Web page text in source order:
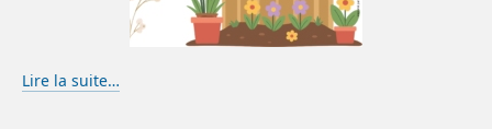
Lire la suite…